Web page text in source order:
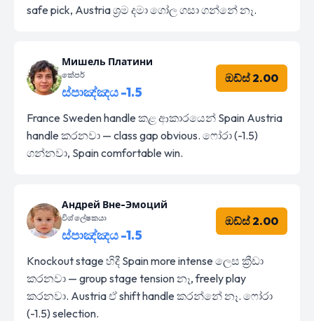
safe pick, Austria ශ්‍රම දමා ගෝල ගසා ගන්නේ නෑ.
Мишель Платини
කේපර්
ස්පාඤ්ඤය -1.5
ඔඩ්ස් 2.00
France Sweden handle කළ ආකාරයෙන් Spain Austria
handle කරනවා — class gap obvious. ෆෝරා (-1.5)
ගන්නවා, Spain comfortable win.
Андрей Вне-Эмоций
විශ්ලේෂකයා
ස්පාඤ්ඤය -1.5
ඔඩ්ස් 2.00
Knockout stage හිදී Spain more intense ලෙස ක්‍රීඩා
කරනවා — group stage tension නෑ, freely play
කරනවා. Austria ඒ shift handle කරන්නේ නෑ. ෆෝරා
(-1.5) selection.